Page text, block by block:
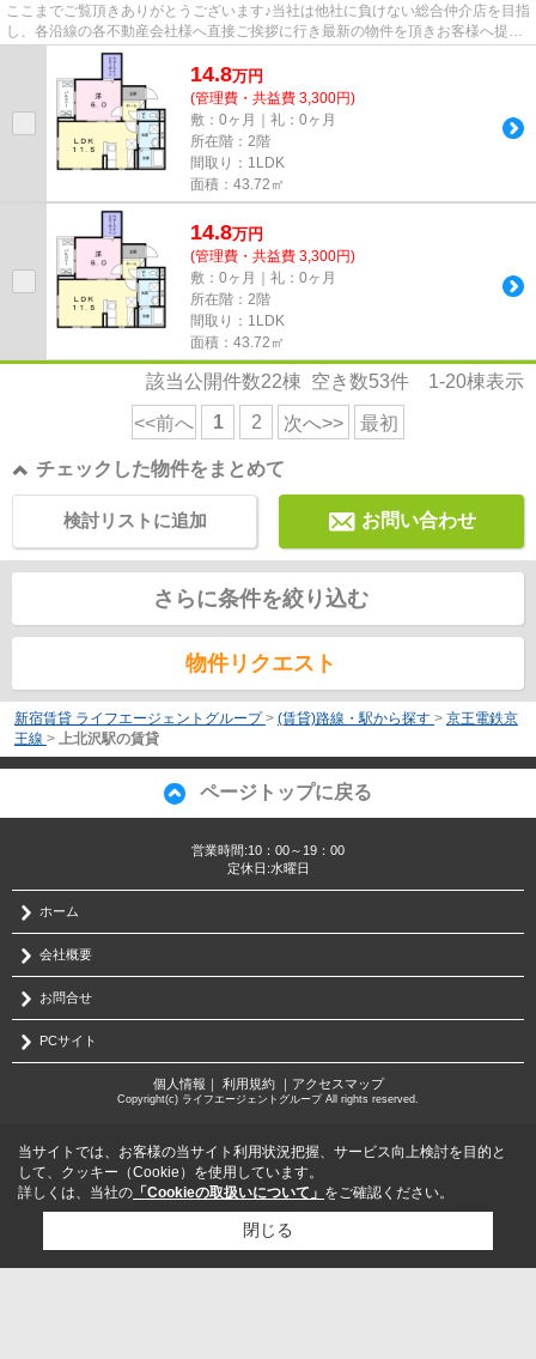
ここまでご覧頂きありがとうございます♪当社は他社に負けない総合仲介店を目指
し、各沿線の各不動産会社様へ直接ご挨拶に行き最新の物件を頂きお客様へ提供
しております！最新の情報は...
14.8万円
(管理費・共益費 3,300円)
敷：0ヶ月｜礼：0ヶ月
所在階：2階
間取り：1LDK
面積：43.72㎡
14.8万円
(管理費・共益費 3,300円)
敷：0ヶ月｜礼：0ヶ月
所在階：2階
間取り：1LDK
面積：43.72㎡
該当公開件数22棟 空き数53件 1-20棟表示
<<前へ 1 2 次へ>> 最初
チェックした物件をまとめて
お問い合わせ
検討リストに追加
さらに条件を絞り込む
物件リクエスト
新宿賃貸 ライフエージェントグループ > (賃貸)路線・駅から探す > 京王電鉄京
王線 > 上北沢駅の賃貸
ページトップに戻る
営業時間:10：00～19：00
定休日:水曜日
ホーム
会社概要
お問合せ
PCサイト
個人情報 ｜ 利用規約｜ アクセスマップ
Copyright(c) ライフエージェントグループ All rights reserved.
当サイトでは、お客様の当サイト利用状況把握、サービス向上検討を目的と
して、クッキー（Cookie）を使用しています。
詳しくは、当社の 「Cookieの取扱いについて」 をご確認ください。
閉じる